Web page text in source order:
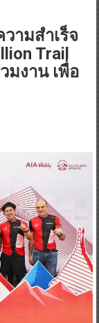
วามสำเร็จ
Trail
มงาน เพื่อ